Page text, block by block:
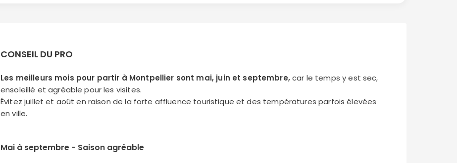
CONSEIL DU PRO
Les meilleurs mois pour partir à Montpellier sont mai, juin et septembre,car le temps y est sec,
ensoleillé et agréable pour les visites.
Évitez juillet et août en raison de la forte affluence touristique et des températures parfois élevées
en ville.
Mai à septembre - Saison agréable